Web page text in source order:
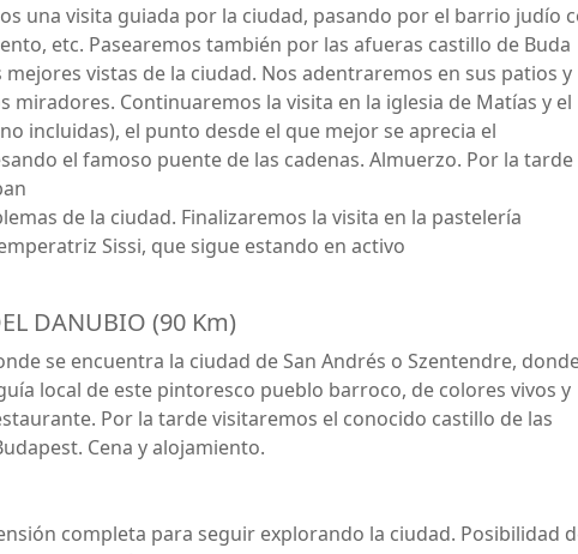
una visita guiada por la ciudad, pasando por el barrio judío
etc. Pasearemos también por las afueras castillo de Buda
vistas de la ciudad. Nos adentraremos en sus patios y
miradores. Continuaremos la visita en la iglesia de Matías y el
incluidas), el punto desde el que mejor se aprecia el
el famoso puente de las cadenas. Almuerzo. Por la tarde
de la ciudad. Finalizaremos la visita en la pastelería
Sissi, que sigue estando en activo
DANUBIO (90 Km)
se encuentra la ciudad de San Andrés o Szentendre,
local de este pintoresco pueblo barroco, de colores vivos y
Por la tarde visitaremos el conocido castillo de las
Cena y alojamiento.
completa para seguir explorando la ciudad. Posibilidad